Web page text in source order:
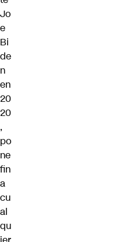
Jo
e
Bi
de
n
en
20
20
,
po
ne
fin
a
cu
al
qu